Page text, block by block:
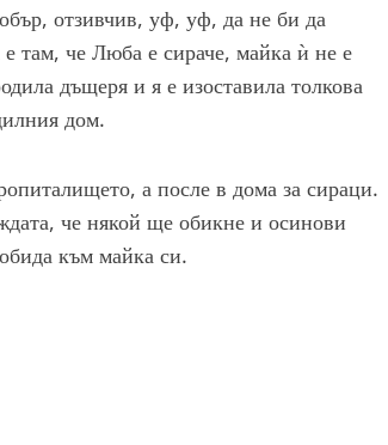
отзивчив, уф, уф, да не би да
там, че Люба е сираче, майка ѝ не е
дъщеря и я е изоставила толкова
дом.
а после в дома за сираци.
че някой ще обикне и осинови
към майка си.